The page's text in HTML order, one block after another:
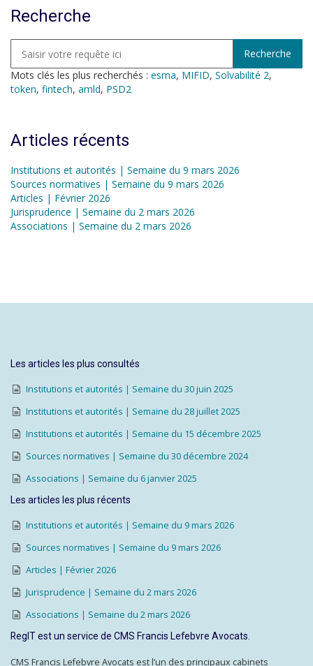
Recherche
Mots clés les plus recherchés : esma, MIFID, Solvabilité 2,
token, fintech, amld, PSD2
Articles récents
Institutions et autorités | Semaine du 9 mars 2026
Sources normatives | Semaine du 9 mars 2026
Articles | Février 2026
Jurisprudence | Semaine du 2 mars 2026
Associations | Semaine du 2 mars 2026
Les articles les plus consultés
Institutions et autorités | Semaine du 30 juin 2025
Institutions et autorités | Semaine du 28 juillet 2025
Institutions et autorités | Semaine du 15 décembre 2025
Sources normatives | Semaine du 30 décembre 2024
Associations | Semaine du 6 janvier 2025
Les articles les plus récents
Institutions et autorités | Semaine du 9 mars 2026
Sources normatives | Semaine du 9 mars 2026
Articles | Février 2026
Jurisprudence | Semaine du 2 mars 2026
Associations | Semaine du 2 mars 2026
RegIT est un service de CMS Francis Lefebvre Avocats.
CMS Francis Lefebvre Avocats est l’un des principaux cabinets